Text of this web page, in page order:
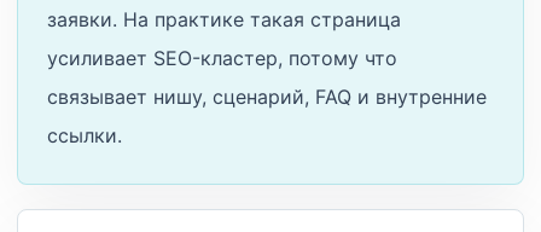
заявки. На практике такая страница
усиливает SEO-кластер, потому что
связывает нишу, сценарий, FAQ и внутренние
ссылки.